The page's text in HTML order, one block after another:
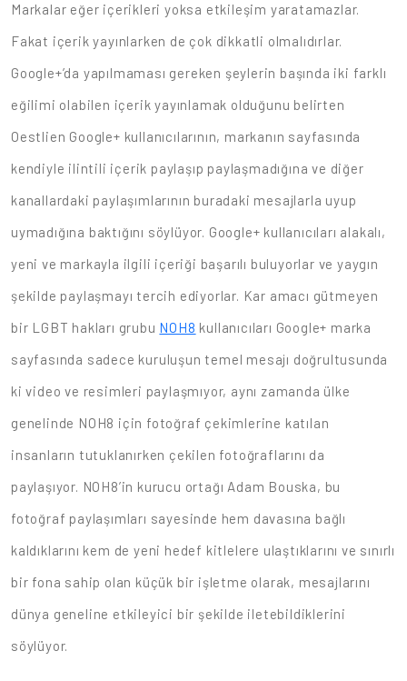
Markalar eğer içerikleri yoksa etkileşim yaratamazlar.
Fakat içerik yayınlarken de çok dikkatli olmalıdırlar.
Google+’da yapılmaması gereken şeylerin başında iki farklı
eğilimi olabilen içerik yayınlamak olduğunu belirten
Oestlien Google+ kullanıcılarının, markanın sayfasında
kendiyle ilintili içerik paylaşıp paylaşmadığına ve diğer
kanallardaki paylaşımlarının buradaki mesajlarla uyup
uymadığına baktığını söylüyor. Google+ kullanıcıları alakalı,
yeni ve markayla ilgili içeriği başarılı buluyorlar ve yaygın
şekilde paylaşmayı tercih ediyorlar. Kar amacı gütmeyen
bir LGBT hakları grubu NOH8 kullanıcıları Google+ marka
sayfasında sadece kuruluşun temel mesajı doğrultusunda
ki video ve resimleri paylaşmıyor, aynı zamanda ülke
genelinde NOH8 için fotoğraf çekimlerine katılan
insanların tutuklanırken çekilen fotoğraflarını da
paylaşıyor. NOH8’in kurucu ortağı Adam Bouska, bu
fotoğraf paylaşımları sayesinde hem davasına bağlı
kaldıklarını kem de yeni hedef kitlelere ulaştıklarını ve sınırlı
bir fona sahip olan küçük bir işletme olarak, mesajlarını
dünya geneline etkileyici bir şekilde iletebildiklerini
söylüyor.